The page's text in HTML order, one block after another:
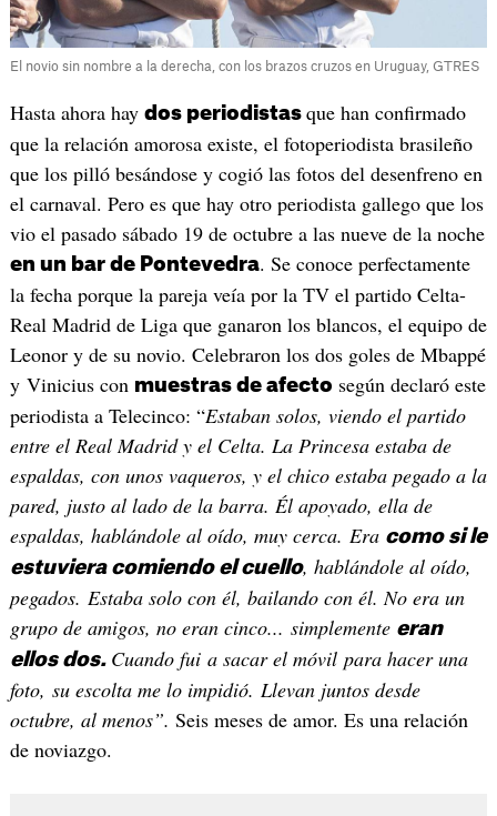
El novio sin nombre a la derecha, con los brazos cruzos en Uruguay, GTRES
Hasta ahora hay dos periodistas que han confirmado
que la relación amorosa existe, el fotoperiodista brasileño
que los pilló besándose y cogió las fotos del desenfreno en
el carnaval. Pero es que hay otro periodista gallego que los
vio el pasado sábado 19 de octubre a las nueve de la noche
en un bar de Pontevedra. Se conoce perfectamente
la fecha porque la pareja veía por la TV el partido Celta-
Real Madrid de Liga que ganaron los blancos, el equipo de
Leonor y de su novio. Celebraron los dos goles de Mbappé
y Vinicius con muestras de afecto según declaró este
periodista a Telecinco: “Estaban solos, viendo el partido
entre el Real Madrid y el Celta. La Princesa estaba de
espaldas, con unos vaqueros, y el chico estaba pegado a la
pared, justo al lado de la barra. Él apoyado, ella de
espaldas, hablándole al oído, muy cerca. Era como si le
estuviera comiendo el cuello, hablándole al oído,
pegados. Estaba solo con él, bailando con él. No era un
grupo de amigos, no eran cinco... simplemente eran
ellos dos. Cuando fui a sacar el móvil para hacer una
foto, su escolta me lo impidió. Llevan juntos desde
octubre, al menos”. Seis meses de amor. Es una relación
de noviazgo.